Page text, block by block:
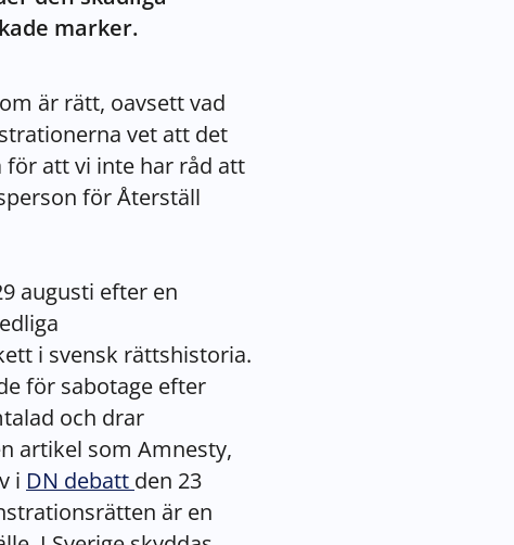
marker.
är rätt, oavsett vad
vet att det
för att vi inte har råd att
för Återställ
augusti efter en
i svensk rättshistoria.
för sabotage efter
och drar
artikel som Amnesty,
i DN debatt den 23
är en